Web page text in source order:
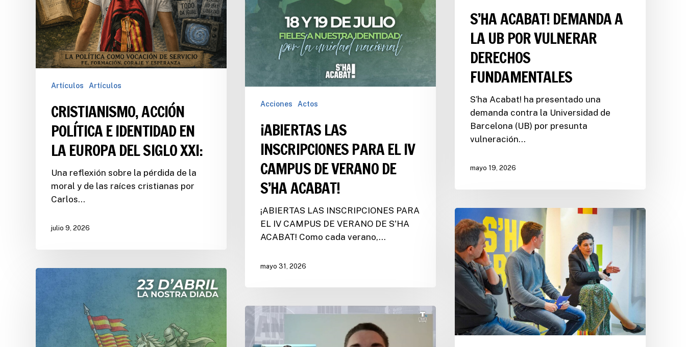
Artículos Artículos
CRISTIANISMO, ACCIÓN
POLÍTICA E IDENTIDAD EN
LA EUROPA DEL SIGLO XXI:
Una reflexión sobre la pérdida de la
moral y de las raíces cristianas por
Carlos…
julio 9, 2026
Acciones Actos
¡ABIERTAS LAS
INSCRIPCIONES PARA EL IV
CAMPUS DE VERANO DE
S’HA ACABAT!
¡ABIERTAS LAS INSCRIPCIONES PARA
EL IV CAMPUS DE VERANO DE S'HA
ACABAT! Como cada verano,…
mayo 31, 2026
S’HA ACABAT! DEMANDA A
LA UB POR VULNERAR
DERECHOS
FUNDAMENTALES
S’ha Acabat! ha presentado una
demanda contra la Universidad de
Barcelona (UB) por presunta
vulneración…
mayo 19, 2026